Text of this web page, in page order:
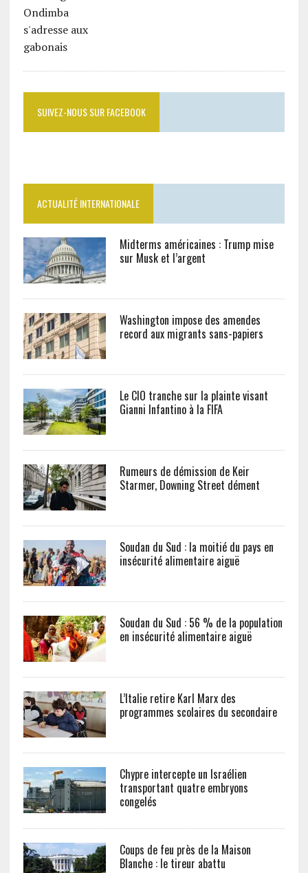
SUIVEZ-NOUS SUR FACEBOOK
ACTUALITÉ INTERNATIONALE
Midterms américaines : Trump mise
sur Musk et l’argent
Washington impose des amendes
record aux migrants sans-papiers
Le CIO tranche sur la plainte visant
Gianni Infantino à la FIFA
Rumeurs de démission de Keir
Starmer, Downing Street dément
Soudan du Sud : la moitié du pays en
insécurité alimentaire aiguë
Soudan du Sud : 56 % de la population
en insécurité alimentaire aiguë
L’Italie retire Karl Marx des
programmes scolaires du secondaire
Chypre intercepte un Israélien
transportant quatre embryons
congelés
Coups de feu près de la Maison
Blanche : le tireur abattu